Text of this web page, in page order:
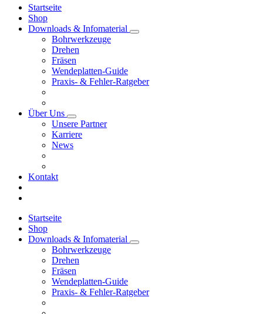
Startseite
Shop
Downloads & Infomaterial
Bohrwerkzeuge
Drehen
Fräsen
Wendeplatten-Guide
Praxis- & Fehler-Ratgeber
Über Uns
Unsere Partner
Karriere
News
Kontakt
Startseite
Shop
Downloads & Infomaterial
Bohrwerkzeuge
Drehen
Fräsen
Wendeplatten-Guide
Praxis- & Fehler-Ratgeber